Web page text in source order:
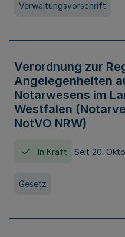
Verwaltungsvorschrift
Verordnung zur
Angelegenheiten
Notarwesens im
Westfalen
NotVO NRW)
In Kraft Seit 20.
Gesetz